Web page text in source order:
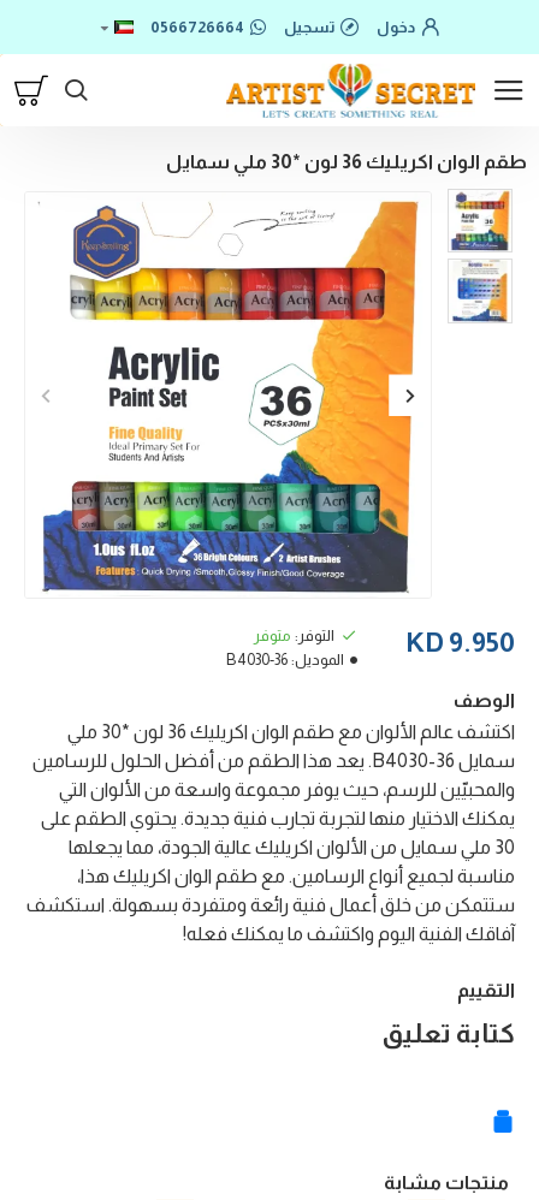
دخول تسجيل 0566726664
طقم الوان اكريليك 36 لون *30 ملي سمايل
9.950 KD التوفر: متوفر
الموديل: B4030-36
الوصف
اكتشف عالم الألوان مع طقم الوان اكريليك 36 لون *30 ملي
سمايل B4030-36. يعد هذا الطقم من أفضل الحلول للرسامين
والمحبيّين للرسم، حيث يوفر مجموعة واسعة من الألوان التي
يمكنك الاختيار منها لتجربة تجارب فنية جديدة. يحتوي الطقم على
30 ملي سمايل من الألوان اكريليك عالية الجودة، مما يجعلها
مناسبة لجميع أنواع الرسامين. مع طقم الوان اكريليك هذا،
ستتمكن من خلق أعمال فنية رائعة ومتفردة بسهولة. استكشف
آفاقك الفنية اليوم واكتشف ما يمكنك فعله!
التقييم
كتابة تعليق
منتجات مشابة